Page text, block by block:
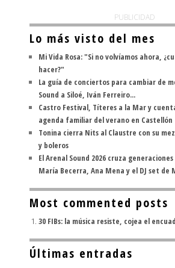
PUBLICIDAD
Lo más visto del mes
Mi Vida Rosa: "Si no volvíamos ahora,
hacer?"
La guía de conciertos para cambiar de
Sound a Siloé, Iván Ferreiro...
Castro Festival, Títeres a la Mar y
agenda familiar del verano en Castellón
Tonina cierra Nits al Claustre con su
y boleros
El Arenal Sound 2026 cruza
María Becerra, Ana Mena y el DJ set de
Most commented posts
30 FIBs: la música resiste, cojea el
Últimas entradas